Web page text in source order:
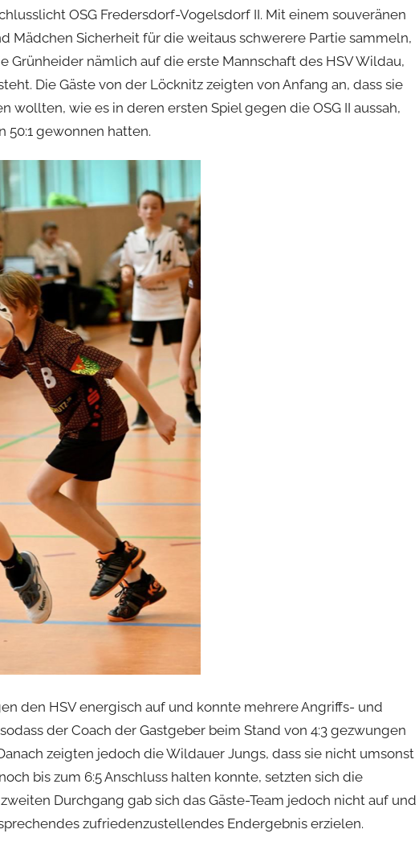
OSG Fredersdorf-Vogelsdorf II. Mit einem souveränen
Mädchen Sicherheit für die weitaus schwerere Partie sammeln,
Grünheider nämlich auf die erste Mannschaft des HSV Wildau,
Die Gäste von der Löcknitz zeigten von Anfang an, dass sie
wollten, wie es in deren ersten Spiel gegen die OSG II aussah,
50:1 gewonnen hatten.
den HSV energisch auf und konnte mehrere Angriffs- und
der Coach der Gastgeber beim Stand von 4:3 gezwungen
zeigten jedoch die Wildauer Jungs, dass sie nicht umsonst
bis zum 6:5 Anschluss halten konnte, setzten sich die
Durchgang gab sich das Gäste-Team jedoch nicht auf und
zufriedenzustellendes Endergebnis erzielen.